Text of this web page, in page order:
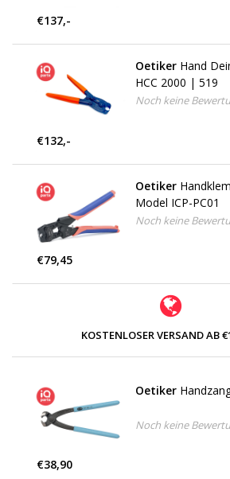
€137,-
Oetiker Hand
HCC 2000 | 519
Noch keine
€132,-
Oetiker
Model ICP-PC01
Noch keine
€79,45
KOSTENLOSER VERSAND AB
Oetiker
Noch keine
€38,90